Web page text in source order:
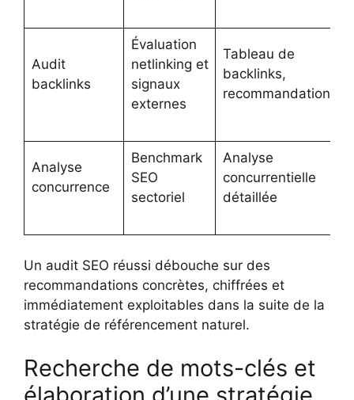
Audit
backlinks
Évaluation
netlinking et
signaux
externes
Tableau de
backlinks,
recommandations
Analyse
concurrence
Benchmark
SEO
sectoriel
Analyse
concurrentielle
détaillée
Un audit SEO réussi débouche sur des
recommandations concrètes, chiffrées et
immédiatement exploitables dans la suite de la
stratégie de référencement naturel.
Recherche de mots-clés et